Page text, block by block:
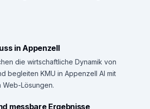
in Appenzell
die wirtschaftliche Dynamik von
begleiten KMU in Appenzell AI mit
Web-Lösungen.
messbare Ergebnisse